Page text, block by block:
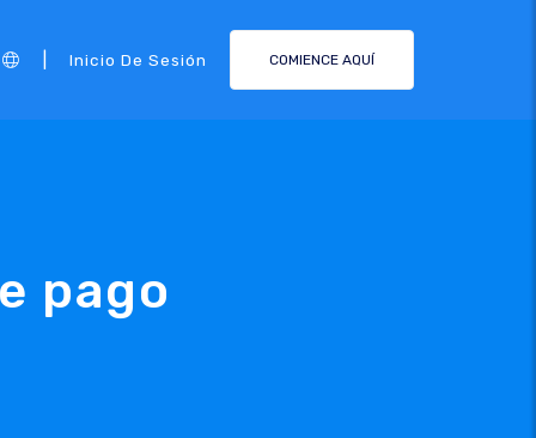
Inicio De Sesión COMIENCE AQUÍ
pago